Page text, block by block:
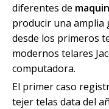
diferentes de
producir una amplia
desde los primeros
modernos telares
computadora.
El primer caso
tejer telas data del